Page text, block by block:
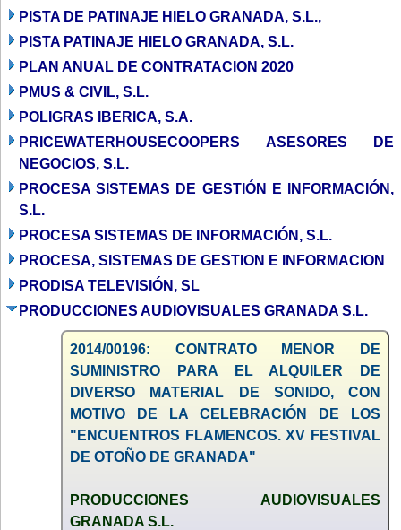
PISTA DE PATINAJE HIELO GRANADA, S.L.,
PISTA PATINAJE HIELO GRANADA, S.L.
PLAN ANUAL DE CONTRATACION 2020
PMUS & CIVIL, S.L.
POLIGRAS IBERICA, S.A.
PRICEWATERHOUSECOOPERS ASESORES DE
NEGOCIOS, S.L.
PROCESA SISTEMAS DE GESTIÓN E INFORMACIÓN,
S.L.
PROCESA SISTEMAS DE INFORMACIÓN, S.L.
PROCESA, SISTEMAS DE GESTION E INFORMACION
PRODISA TELEVISIÓN, SL
PRODUCCIONES AUDIOVISUALES GRANADA S.L.
2014/00196: CONTRATO MENOR DE
SUMINISTRO PARA EL ALQUILER DE
DIVERSO MATERIAL DE SONIDO, CON
MOTIVO DE LA CELEBRACIÓN DE LOS
"ENCUENTROS FLAMENCOS. XV FESTIVAL
DE OTOÑO DE GRANADA"
PRODUCCIONES AUDIOVISUALES
GRANADA S.L.